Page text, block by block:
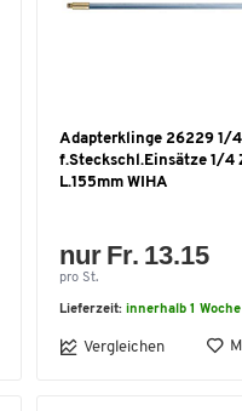
Adapterklinge 26229 1/4
f.Steckschl.Einsätze 1/4
L.155mm WIHA
nur Fr. 13.15
pro St.
Lieferzeit: innerhalb 1 Woche
Vergleichen